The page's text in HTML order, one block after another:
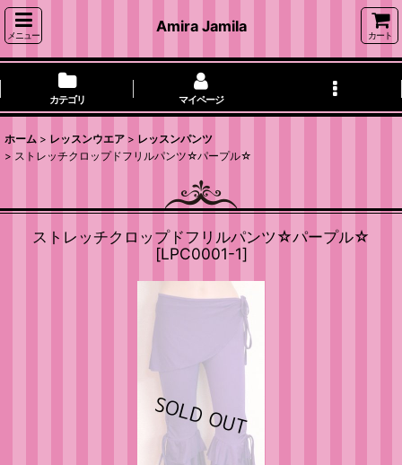
メニュー
Amira Jamila
カート
カテゴリ マイページ
ホーム > レッスンウエア > レッスンパンツ
> ストレッチクロップドフリルパンツ☆パープル☆
ストレッチクロップドフリルパンツ☆パープル☆
[LPC0001-1]